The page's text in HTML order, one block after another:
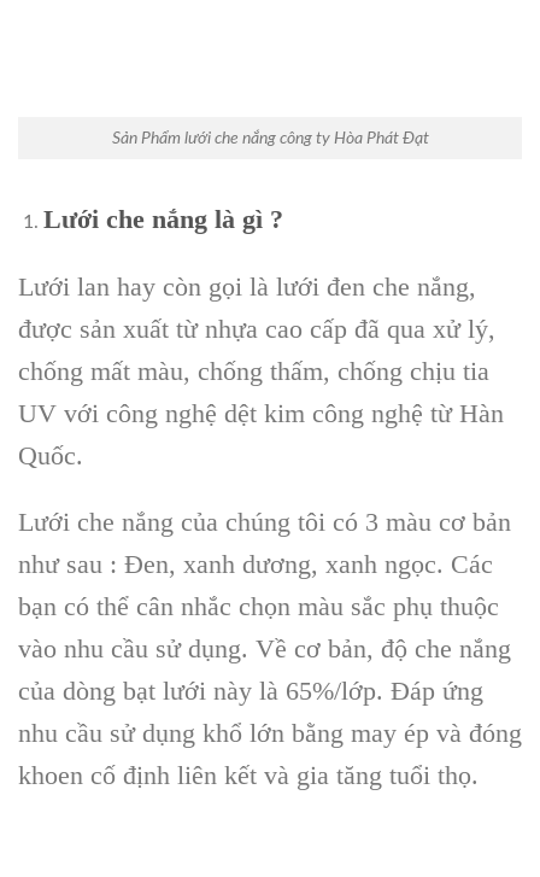
Sản Phẩm lưới che nắng công ty Hòa Phát Đạt
Lưới che nắng là gì ?
Lưới lan hay còn gọi là lưới đen che nắng,
được sản xuất từ nhựa cao cấp đã qua xử lý,
chống mất màu, chống thấm, chống chịu tia
UV với công nghệ dệt kim công nghệ từ Hàn
Quốc.
Lưới che nắng của chúng tôi có 3 màu cơ bản
như sau : Đen, xanh dương, xanh ngọc. Các
bạn có thể cân nhắc chọn màu sắc phụ thuộc
vào nhu cầu sử dụng. Về cơ bản, độ che nắng
của dòng bạt lưới này là 65%/lớp. Đáp ứng
nhu cầu sử dụng khổ lớn bằng may ép và đóng
khoen cố định liên kết và gia tăng tuổi thọ.